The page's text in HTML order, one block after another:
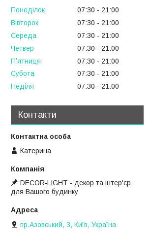
Понеділок 07:30
21:00
Вівторок
07:30
21:00
Середа
07:30
21:00
Четвер
07:30
21:00
Пʼятниця
07:30
21:00
Субота
07:30
21:00
Неділя
07:30 21:00
Контакти
Катерина
DECOR-LIGHT - декор та інтер'єр
для Вашого будинку
пр.Азовський, 3, Київ, Україна